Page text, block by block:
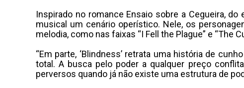
Inspirado no romance Ensaio sobre a Cegueira,
musical um cenário operístico. Nele, os
melodia, como nas faixas “I Fell the Plague” e “The
“Em parte, ‘Blindness’ retrata uma história de
total. A busca pelo poder a qualquer preço
perversos quando já não existe uma estrutura de